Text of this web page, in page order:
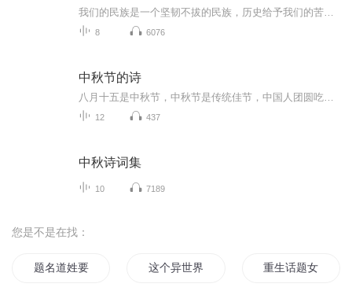
8 6076
中秋节的诗
12 437
中秋诗词集
10 7189
您是不是在找：
题名道姓要爱你 这个异世界大有问题 重生话题女王